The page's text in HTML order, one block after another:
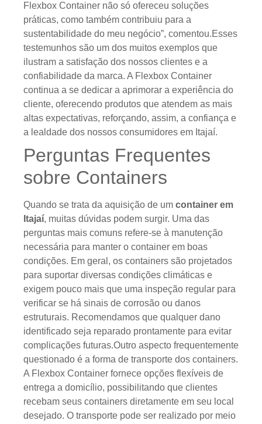
Flexbox Container não só ofereceu soluções
práticas, como também contribuiu para a
sustentabilidade do meu negócio”, comentou.Esses
testemunhos são um dos muitos exemplos que
ilustram a satisfação dos nossos clientes e a
confiabilidade da marca. A Flexbox Container
continua a se dedicar a aprimorar a experiência do
cliente, oferecendo produtos que atendem as mais
altas expectativas, reforçando, assim, a confiança e
a lealdade dos nossos consumidores em Itajaí.
Perguntas Frequentes
sobre Containers
Quando se trata da aquisição de um container em
Itajaí, muitas dúvidas podem surgir. Uma das
perguntas mais comuns refere-se à manutenção
necessária para manter o container em boas
condições. Em geral, os containers são projetados
para suportar diversas condições climáticas e
exigem pouco mais que uma inspeção regular para
verificar se há sinais de corrosão ou danos
estruturais. Recomendamos que qualquer dano
identificado seja reparado prontamente para evitar
complicações futuras.Outro aspecto frequentemente
questionado é a forma de transporte dos containers.
A Flexbox Container fornece opções flexíveis de
entrega a domicílio, possibilitando que clientes
recebam seus containers diretamente em seu local
desejado. O transporte pode ser realizado por meio